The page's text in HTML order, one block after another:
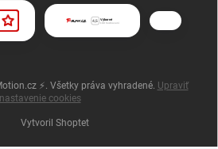
Vytvoril Shoptet
⚡. Všetky práva vyhradené. Upraviť
nastavenie cookies